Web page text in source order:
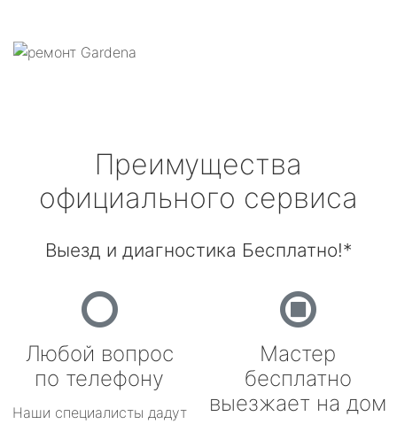
Преимущества
официального сервиса
Выезд и диагностика Бесплатно!*
Любой вопрос
по телефону
Наши специалисты дадут
Мастер
бесплатно
выезжает на дом